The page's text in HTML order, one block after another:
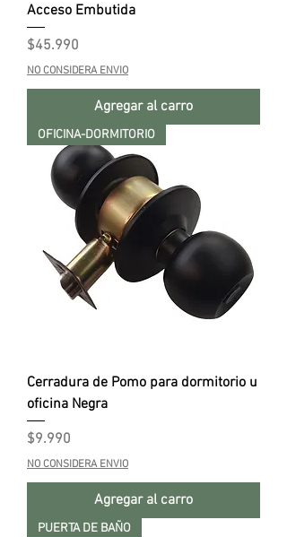
Acceso Embutida
Precio
$45.990
NO CONSIDERA ENVIO
Agregar al carro
OFICINA-DORMITORIO
Cerradura de Pomo para dormitorio u
oficina Negra
Precio
$9.990
NO CONSIDERA ENVIO
Agregar al carro
PUERTA DE BAÑO